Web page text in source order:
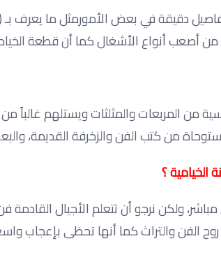
دقيقة في بعض الأمورمثل ما يعرف
من أصعب أنواع الأشغال كما أن قطعة
المربعات والمثلثات ويستلهم غالباً من
من كتب الفن والزخرفة القديمة،
؟
ولكن نرجو أن تتعلم الأجيال القادمة
والتراث كما أنها تحظى بإعجاب